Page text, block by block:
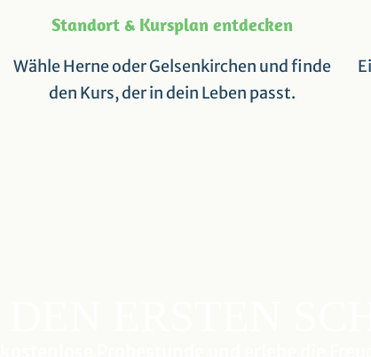
Standort & Kursplan entdecken
Wähle Herne oder Gelsenkirchen und finde
den Kurs, der in dein Leben passt.